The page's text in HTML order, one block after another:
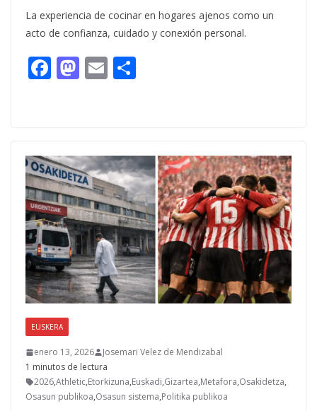
La experiencia de cocinar en hogares ajenos como un
acto de confianza, cuidado y conexión personal.
F
o
o
k
M
o
n
E
ar
ti
r
EUSKERA
enero 13, 2026
Josemari Velez de Mendizabal
1 minutos de lectura
2026,Athletic,Etorkizuna,Euskadi,Gizartea,Metafora,Osakidetza,
Osasun publikoa,Osasun sistema,Politika publikoa